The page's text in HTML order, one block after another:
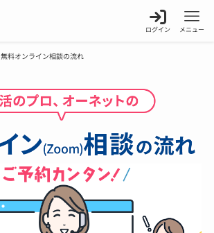
ログイン メニュー
無料オンライン相談の流れ